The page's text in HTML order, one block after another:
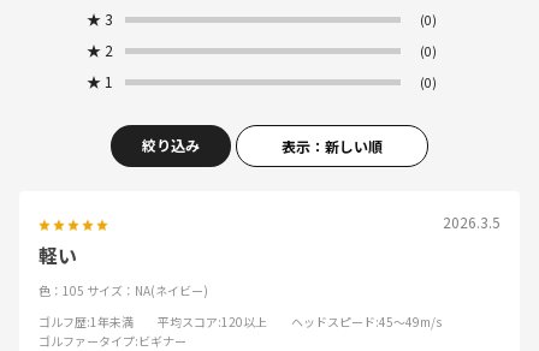
★ 3 (0)
★ 2 (0)
★ 1 (0)
絞り込み 表示：新しい順
2026.3.5
軽い
色：105 サイズ：NA(ネイビー)
ゴルフ歴:1年未満 平均スコア:120以上 ヘッドスピード:45～49m/s
ゴルファータイプ:ビギナー